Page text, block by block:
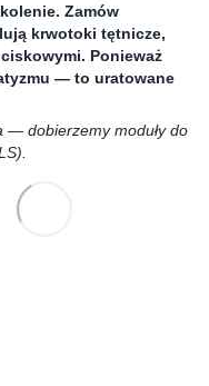
Zamów
krwotoki tętnicze,
Ponieważ
— to uratowane
— dobierzemy moduły do